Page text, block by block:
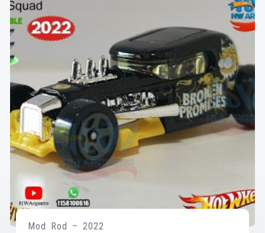
Mod Rod – 2022